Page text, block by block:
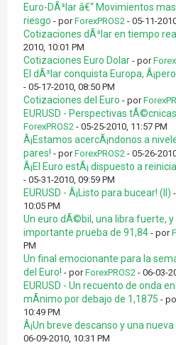
Euro-DÃ³lar â€“ Movimientos
riesgo - porForexPROS2 - 05-11-
Cotizaciones dÃ³lar en tiempo real
2010, 10:01 PM
Cotizaciones Euro Dolar - por
El dÃ³lar conquista Europa,
- 05-17-2010, 08:50 PM
Cotizaciones del Euro - por
EURUSD - Perspectivas
ForexPROS2 - 05-25-2010, 11:57 PM
Â¡Estamos acercÃ¡ndonos a
pares! - porForexPROS2 - 05-26-
Â¡El Euro estÃ¡ dispuesto a
- 05-31-2010, 09:59 PM
EURUSD - Â¡Listo para bucear! (II)
10:05 PM
Un euro dÃ©bil, una libra fuerte, y
importante prueba de 91,84 - por
PM
Un final emocionante para la
del Euro! - porForexPROS2 - 06-03-
EURUSD - Un recuento de onda
mÃ­nimo por debajo de 1,1875 -
10:49 PM
Â¡Un breve descanso y una nueva
06-09-2010, 10:31 PM